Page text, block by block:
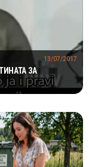
ЗА
13/07/2017